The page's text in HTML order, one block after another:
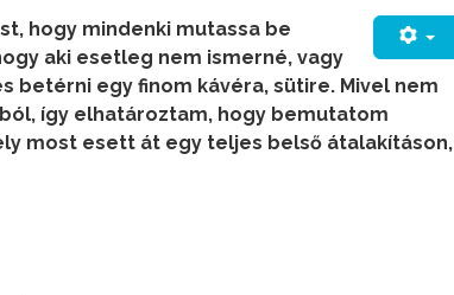
hogy mindenki mutassa be
aki esetleg nem ismerné, vagy
betérni egy finom kávéra, sütire. Mivel nem
így elhatároztam, hogy bemutatom
most esett át egy teljes belső átalakításon,